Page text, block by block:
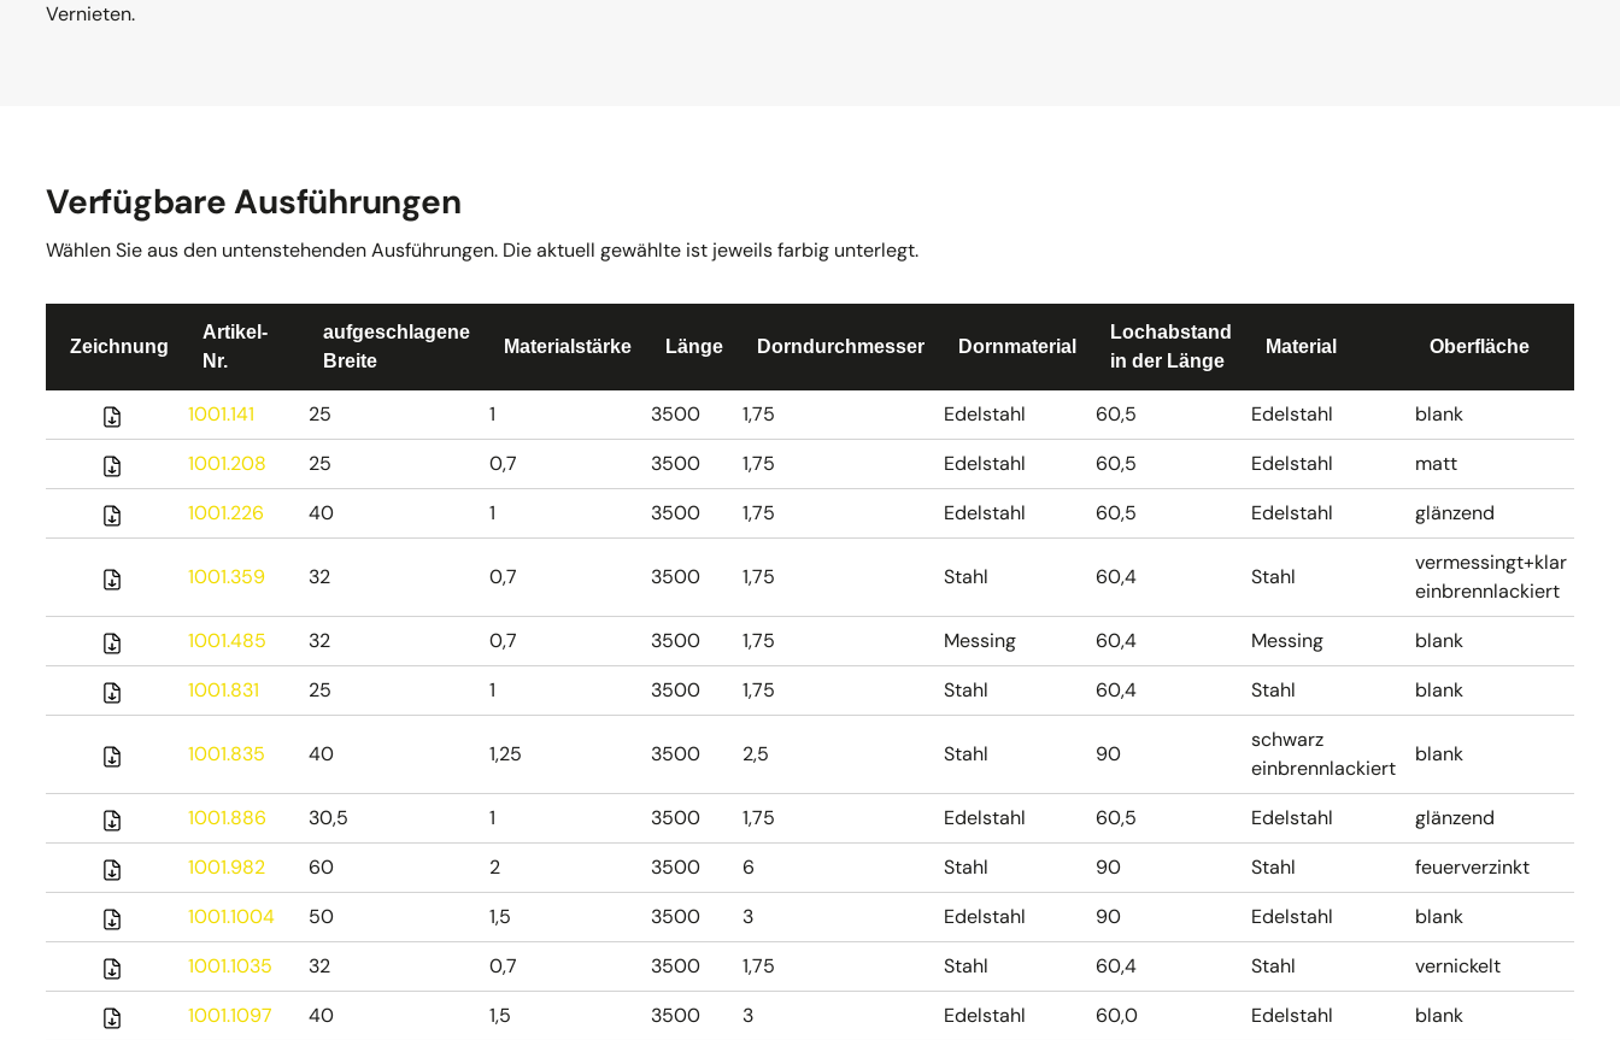
Vernieten.
Verfügbare Ausführungen
Wählen Sie aus den untenstehenden Ausführungen. Die aktuell gewählte ist jeweils farbig unterlegt.
Zeichnung
Artikel-
Nr.
aufgeschlagene
Breite
Materialstärke Länge Dorndurchmesser Dornmaterial
Lochabstand
in der Länge
Material Oberfläche
1001.141 25 1 3500 1,75 Edelstahl 60,5 Edelstahl
blank
1001.208
25 0,7 3500 1,75 Edelstahl 60,5 Edelstahl
matt
1001.226
40 1 3500 1,75 Edelstahl 60,5 Edelstahl glänzend
1001.359 32 0,7 3500 1,75 Stahl 60,4 Stahl
vermessingt+klar
einbrennlackiert
1001.485
32 0,7 3500 1,75 Messing 60,4 Messing
blank
1001.831
25 1 3500 1,75 Stahl 60,4 Stahl blank
1001.835 40 1,25 3500 2,5 Stahl 90
schwarz
einbrennlackiert
blank
1001.886 30,5 1 3500 1,75 Edelstahl 60,5 Edelstahl
glänzend
1001.982
60 2 3500 6 Stahl 90 Stahl
feuerverzinkt
1001.1004
50 1,5 3500 3 Edelstahl 90 Edelstahl
blank
1001.1035
32 0,7 3500 1,75 Stahl 60,4 Stahl
vernickelt
1001.1097
40 1,5 3500 3 Edelstahl 60,0 Edelstahl
blank